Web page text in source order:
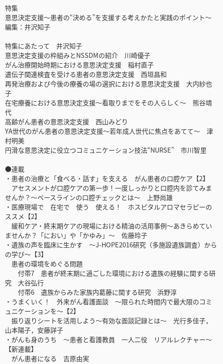
特集
意思決定支援～患者の“決める”を支援する考えかたと実践のポイント～
編集：井沢知子
特集にあたって 井沢知子
意思決定支援の枠組みとNSSDMの紹介 川崎優子
がん治療開始時期における意思決定支援 稲村直子
遺伝子関連検査を受ける患者の意思決定支援 西垣昌和
再発治療および今後の療養の場の選択における意思決定支援 大内紗也
子
在宅療養における意思決定支援～看取りまでをその人らしく～ 熊谷靖
代
高齢がん患者の意思決定支援 西山みどり
YA世代のがん患者の意思決定支援～若年成人世代に焦点をあてて～ 津
村明美
円滑な意思決定に役立つコミュニケーション技法“NURSE” 市川智里
●連載
・患者の治療と「食べる・話す」を支える がん患者の口腔ケア【2】
アセスメントが口腔ケアの第一歩！一度しっかりと口腔内を診てみま
せんか？～ベースラインの口腔チェックとは～ 上野尚雄
・医療現場で 在宅で 使う 使える！ ホスピタルアロマセラピーの
ススメ【2】
緩和ケア・終末期ケアの現場における精油の活用事例～あきらめてい
ませんか？「におい」や「かゆみ」～ 佐藤玲子
・遺族の声を臨床に生かす ～J-HOPE2016研究（多施設遺族調査）から
の学び～【3】
患者の環境をめぐる問題
付帯7 患者が終末期に過ごした環境における遺族の経験に関する研
究 大谷弘行
付帯6 遺族からみた家族内葛藤に関する研究 浜野淳
・うまくいく！ 外来がん看護面談 ～限られた時間内で最大限のコミ
ュニケーションを～【2】
振り返りシートを活用しよう～有効な面談記録とは～ 光行多佳子，
山本陽子，安藤詳子
・がんも身のうち ～患者と看護教員 一人二役 リアルレクチャー～
【新連載】
がん患者になる 吉原由実